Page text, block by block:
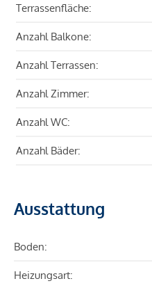
Terrassenfläche:
Anzahl Balkone:
Anzahl Terrassen:
Anzahl Zimmer:
Anzahl WC:
Anzahl Bäder:
Ausstattung
Boden:
Heizungsart: